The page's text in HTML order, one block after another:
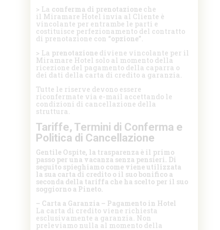
> La conferma di prenotazioneche
il Miramare Hotel invia al Cliente è
vincolante per entrambe le parti e
costituisce perfezionamento del contratto
di prenotazione con “opzione”.
> La prenotazionediviene vincolante per il
Miramare Hotel solo al momento della
ricezione del pagamento della caparra o
dei dati della carta di credito a garanzia.
Tutte le riserve devono essere
riconfermate via e-mail accettando le
condizioni di cancellazione della
struttura.
Tariffe, Termini di Conferma e
Politica di Cancellazione
Gentile Ospite, la trasparenza è il primo
passo per una vacanza senza pensieri. Di
seguito spieghiamo come viene utilizzata
la sua carta di credito o il suo bonifico a
seconda della tariffa che ha scelto per il suo
soggiorno a Pineto.
– Carta a Garanzia – Pagamento in Hotel
La carta di credito viene richiesta
esclusivamente a garanzia. Non
preleviamo nulla al momento della